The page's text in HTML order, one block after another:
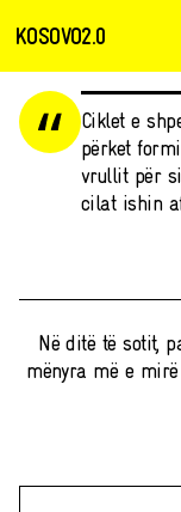
KOSOVO2.0
Ciklet e
përket
vrullit për
cilat ishin
Në ditë të sotit,
mënyra më e